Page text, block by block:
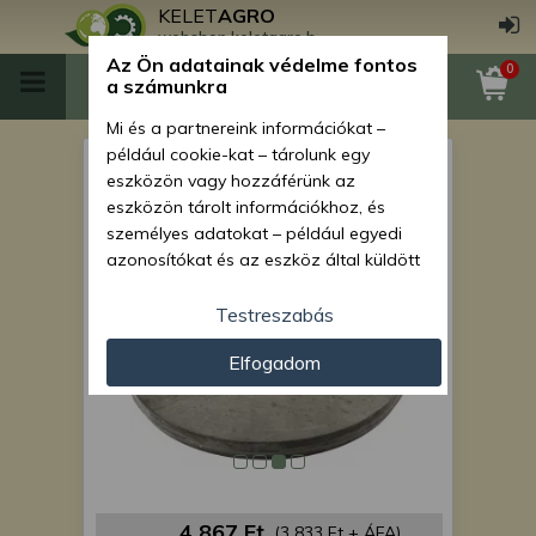
KELETAGRO
webshop.keletagro.hu
0
MTZ féktárcsa d=180mm
(Tribo)
Az Ön adatainak védelme fontos
a számunkra
Mi és a partnereink információkat –
például cookie-kat – tárolunk egy
eszközön vagy hozzáférünk az
eszközön tárolt információkhoz, és
személyes adatokat – például egyedi
azonosítókat és az eszköz által küldött
személyre szabott hirdetések és
tartalom nyújtásához, hirdetés- és
tartalomméréshez, nézettségi adatok
gyűjtéséhez, valamint termékek
kifejlesztéséhez és a termékek
javításához. Az Ön engedélyével mi és a
partnereink eszközleolvasásos
adatokat és azonosítási információkat
Testreszabás
Elfogadom